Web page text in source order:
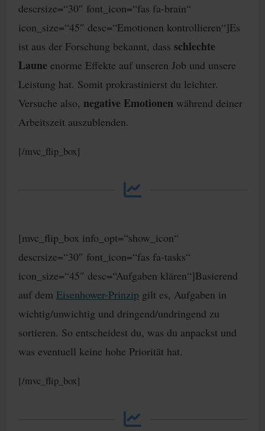
descrsize=“30″ font_icon=“fas fa-brain“
icon_size=“45″ desc=“Emotionen kontrollieren“]Es
ist aus der Forschung bekannt, dassschlechte
Laune enorme Effekte auf unseren Job und unsere
Leistung hat. Somit prokrastinierst du leichter.
Versuche also, negative Emotionen während deiner
Arbeitszeit auszublenden.
[/mvc_flip_box]
[mvc_flip_box info_opt=“show_icon“
descrsize=“30″ font_icon=“fas fa-tasks“
icon_size=“45″ desc=“Aufgaben klären“]Basierend
auf dem Eisenhower-Prinzip gilt es, Aufgaben in
wichtig/unwichtig und dringend/undringend zu
sortieren. So entscheidest du, was du anpackst und
was eventuell keine hohe Priorität hat.
[/mvc_flip_box]